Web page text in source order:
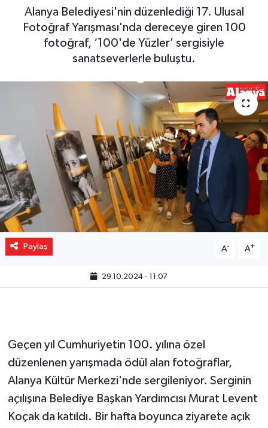
Alanya Belediyesi'nin düzenlediği 17. Ulusal
Fotoğraf Yarışması'nda dereceye giren 100
fotoğraf, ‘100'de Yüzler’ sergisiyle
sanatseverlerle buluştu.
Paylaş A- A+
29.10.2024 - 11:07
Geçen yıl Cumhuriyetin 100. yılına özel
düzenlenen yarışmada ödül alan fotoğraflar,
Alanya Kültür Merkezi'nde sergileniyor. Serginin
açılışına Belediye Başkan Yardımcısı Murat Levent
Koçak da katıldı. Bir hafta boyunca ziyarete açık
Ekonomi
Gizlilik İlkeleri - Privacy Policy
Güncel
Gündem
Politika
Spor
Turizm